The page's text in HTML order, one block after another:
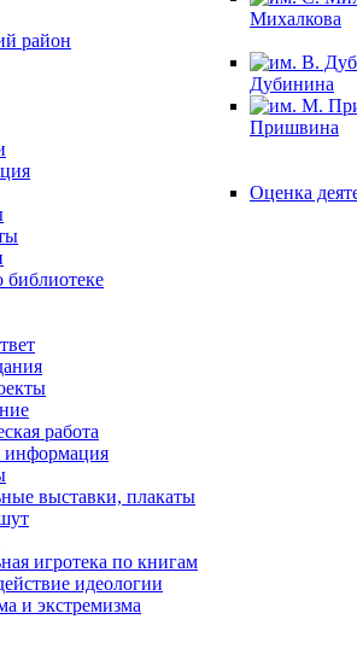
Михалкова
район
Дубинина
Пришвина
Оценка
работа
информация
выставки, плакаты
игротека по книгам
идеологии
и экстремизма